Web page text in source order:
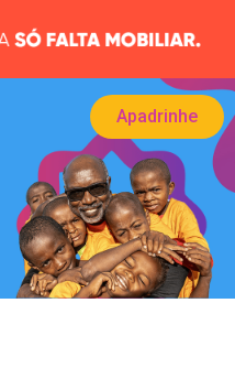
Apadrinhe